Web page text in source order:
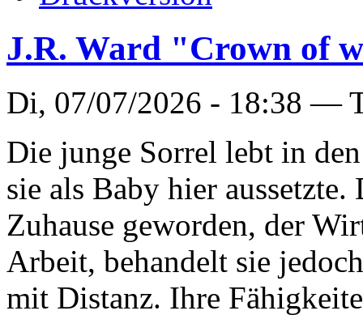
J.R. Ward "Crown of
Di, 07/07/2026 - 18:38 —
Die junge Sorrel lebt in
sie als Baby hier
Zuhause geworden, der
Arbeit, behandelt sie
mit Distanz. Ihre